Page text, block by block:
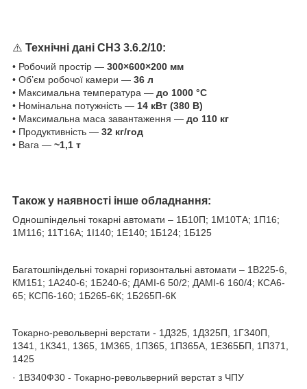
⚠️ Технічні дані СНЗ 3.6.2/10:
• Робочий простір — 300×600×200 мм
• Об’єм робочої камери — 36 л
• Максимальна температура — до 1000 °C
• Номінальна потужність — 14 кВт (380 В)
• Максимальна маса завантаження — до 110 кг
• Продуктивність — 32 кг/год
• Вага — ~1,1 т
Також у наявності інше обладнання:
Одношпіндельні токарні автомати – 1Б10П; 1М10ТА; 1П16;
1M116; 11T16A; 1І140; 1Е140; 1Б124; 1Б125
Багатошпіндельні токарні горизонтальні автомати – 1В225-6,
КМ151; 1А240-6; 1Б240-6; ДАМІ-6 50/2; ДАМІ-6 160/4; КСА6-
65; КСП6-160; 1Б265-6К; 1Б265П-6К
Токарно-револьверні верстати - 1Д325, 1Д325П, 1Г340П,
1341, 1К341, 1365, 1М365, 1П365, 1П365А, 1Е365БП, 1П371,
1425
· 1В340Ф30 - Токарно-револьверний верстат з ЧПУ